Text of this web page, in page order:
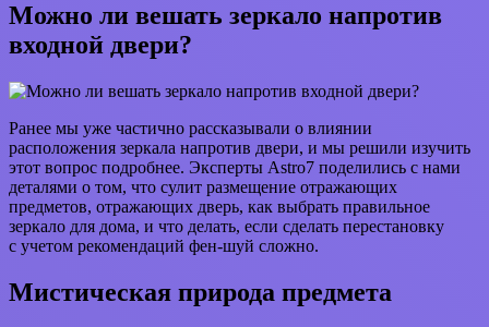
Можно ли вешать зеркало напротив
входной двери?
Ранее мы уже частично рассказывали о влиянии
расположения зеркала напротив двери, и мы решили изучить
этот вопрос подробнее. Эксперты Astro7 поделились с нами
деталями о том, что сулит размещение отражающих
предметов, отражающих дверь, как выбрать правильное
зеркало для дома, и что делать, если сделать перестановку
с учетом рекомендаций фен-шуй сложно.
Мистическая природа предмета